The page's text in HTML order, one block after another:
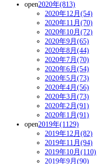
open2020年(813)
2020年12月(54)
2020年11月(70)
2020年10月(72)
2020年9月(65)
2020年8月(44)
2020年7月(70)
2020年6月(54)
2020年5月(73)
2020年4月(56)
2020年3月(73)
2020年2月(91)
2020年1月(91)
open2019年(1129)
2019年12月(82)
2019年11月(94)
2019年10月(110)
2019年9月(90)